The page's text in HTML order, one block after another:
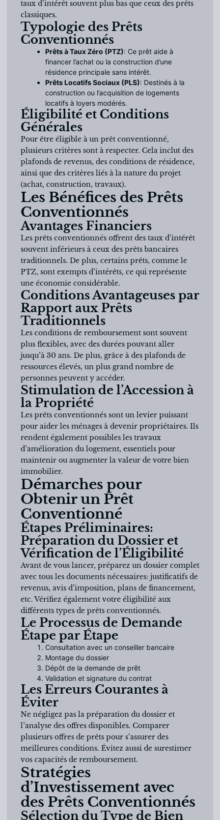
taux d’intérêt souvent plus bas que ceux des prêts
classiques.
Typologie des Prêts
Conventionnés
Prêts à Taux Zéro (PTZ): Ce prêt aide à
financer l’achat ou la construction d’une
résidence principale sans intérêt.
Prêts Locatifs Sociaux (PLS): Destinés à la
construction ou l’acquisition de logements
locatifs à loyers modérés.
Éligibilité et Conditions
Générales
Pour être éligible à un prêt conventionné,
plusieurs critères sont à respecter. Cela inclut des
plafonds de revenus, des conditions de résidence,
ainsi que des critères liés à la nature du projet
(achat, construction, travaux).
Les Bénéfices des Prêts
Conventionnés
Avantages Financiers
Les prêts conventionnés offrent des taux d’intérêt
souvent inférieurs à ceux des prêts bancaires
traditionnels. De plus, certains prêts, comme le
PTZ, sont exempts d’intérêts, ce qui représente
une économie considérable.
Conditions Avantageuses par
Rapport aux Prêts
Traditionnels
Les conditions de remboursement sont souvent
plus flexibles, avec des durées pouvant aller
jusqu’à 30 ans. De plus, grâce à des plafonds de
ressources élevés, un plus grand nombre de
personnes peuvent y accéder.
Stimulation de l’Accession à
la Propriété
Les prêts conventionnés sont un levier puissant
pour aider les ménages à devenir propriétaires. Ils
rendent également possibles les travaux
d’amélioration du logement, essentiels pour
maintenir ou augmenter la valeur de votre bien
immobilier.
Démarches pour
Obtenir un Prêt
Conventionné
Étapes Préliminaires:
Préparation du Dossier et
Vérification de l’Éligibilité
Avant de vous lancer, préparez un dossier complet
avec tous les documents nécessaires: justificatifs de
revenus, avis d’imposition, plans de financement,
etc. Vérifiez également votre éligibilité aux
différents types de prêts conventionnés.
Le Processus de Demande
Étape par Étape
Consultation avec un conseiller bancaire
Montage du dossier
Dépôt de la demande de prêt
Validation et signature du contrat
Les Erreurs Courantes à
Éviter
Ne négligez pas la préparation du dossier et
l’analyse des offres disponibles. Comparer
plusieurs offres de prêts pour s’assurer des
meilleures conditions. Évitez aussi de surestimer
vos capacités de remboursement.
Stratégies
d’Investissement avec
des Prêts Conventionnés
Sélection du Type de Bien